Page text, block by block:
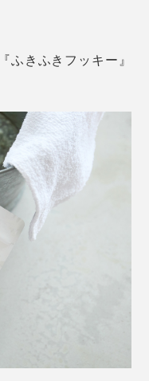
ふきふきフッキー』